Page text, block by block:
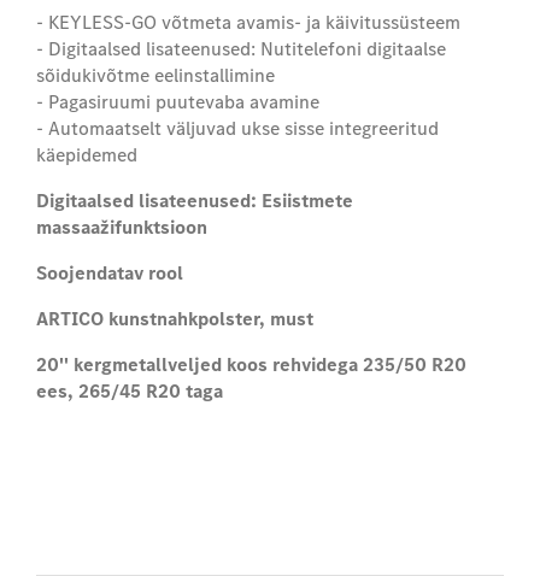
- KEYLESS-GO võtmeta avamis- ja käivitussüsteem
- Digitaalsed lisateenused: Nutitelefoni digitaalse
sõidukivõtme eelinstallimine
- Pagasiruumi puutevaba avamine
- Automaatselt väljuvad ukse sisse integreeritud
käepidemed
Digitaalsed lisateenused: Esiistmete
massaažifunktsioon
Soojendatav rool
ARTICO kunstnahkpolster, must
20'' kergmetallveljed koos rehvidega 235/50 R20
ees, 265/45 R20 taga